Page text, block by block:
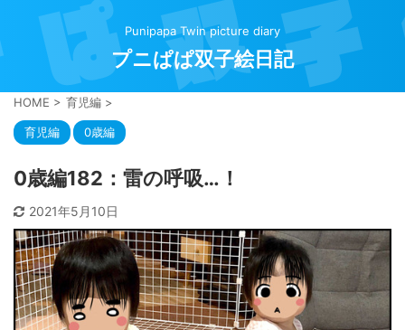
Punipapa Twin picture diary
プニぱぱ双子絵日記
HOME > 育児編 >
育児編 0歳編
0歳編182：雷の呼吸…！
2021年5月10日